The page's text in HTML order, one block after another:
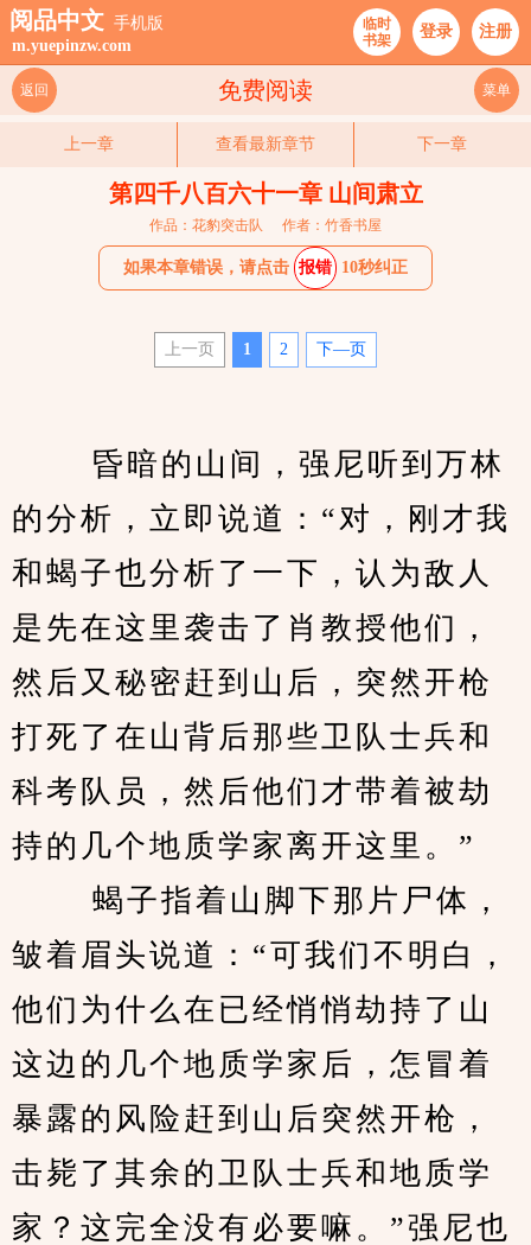
阅品中文 手机版
m.yuepinzw.com
临时
书架
登录 注册
免费阅读
返回 菜单
上一章 查看最新章节 下一章
第四千八百六十一章 山间肃立
作品：花豹突击队 作者：竹香书屋
如果本章错误，请点击 报错 10秒纠正
上一页 1 2 下—页
的分析，立即说道：“对，刚才我
和蝎子也分析了一下，认为敌人
是先在这里袭击了肖教授他们，
然后又秘密赶到山后，突然开枪
打死了在山背后那些卫队士兵和
科考队员，然后他们才带着被劫
持的几个地质学家离开这里。”
皱着眉头说道：“可我们不明白，
他们为什么在已经悄悄劫持了山
这边的几个地质学家后，怎冒着
暴露的风险赶到山后突然开枪，
击毙了其余的卫队士兵和地质学
家？这完全没有必要嘛。”强尼也